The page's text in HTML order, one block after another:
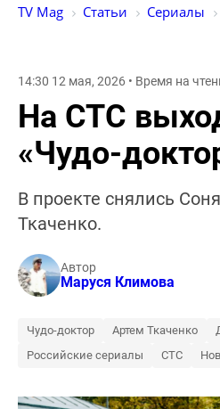
TV Mag Статьи Сериалы
14:30 12 мая, 2026 • Время на
На СТС
«Чудо-
В проекте снялись
Ткаченко.
Автор
Маруся Климова
Чудо-доктор Артем Ткаченко
Российские сериалы
СТС